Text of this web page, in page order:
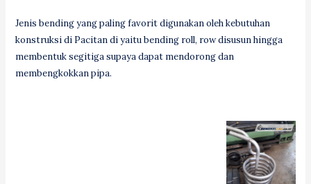
Jenis bending yang paling favorit digunakan oleh kebutuhan
konstruksi di Pacitan di yaitu bending roll, row disusun hingga
membentuk segitiga supaya dapat mendorong dan
membengkokkan pipa.